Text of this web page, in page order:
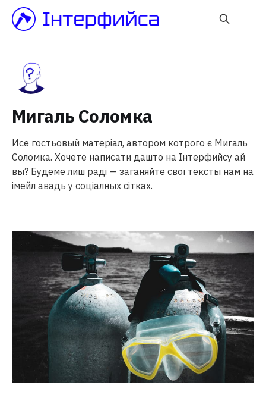
Мигаль Соломка
Исе гостьовый матеріал, автором котрого є Мигаль
Соломка. Хочете написати дашто на Інтерфийсу ай
вы? Будеме лиш раді — заганяйте свої тексты нам на
імейл авадь у соціалных сітках.